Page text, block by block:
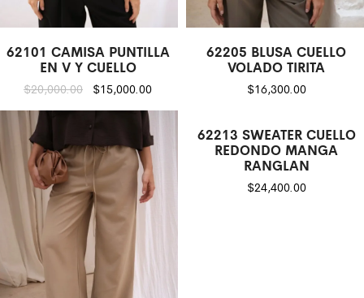
62101 CAMISA PUNTILLA
EN V Y CUELLO
$20,000.00 $15,000.00
62205 BLUSA CUELLO
VOLADO TIRITA
$16,300.00
62213 SWEATER CUELLO
REDONDO MANGA
RANGLAN
$24,400.00